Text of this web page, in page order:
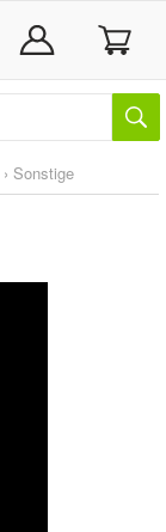
› Sonstige